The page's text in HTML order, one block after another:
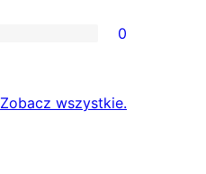
0
Zobacz wszystkierecenzje
.